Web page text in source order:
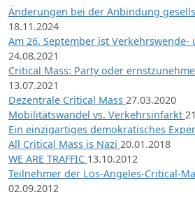
Änderungen bei der Anbindung
18.11.2024
Am 26. September ist Verkehrswende-
24.08.2021
Critical Mass: Party oder
13.07.2021
Dezentrale Critical Mass 27.03.2020
Mobilitätswandel vs. Verkehrsinfarkt
Ein einzigartiges demokratisches
All Critical Mass is Nazi 20.01.2018
WE ARE TRAFFIC 13.10.2012
Teilnehmer der Los-Angeles-Critical-
02.09.2012